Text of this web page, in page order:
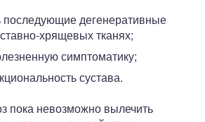
последующие дегенеративные
хрящевых тканях;
симптоматику;
сустава.
пока невозможно вылечить